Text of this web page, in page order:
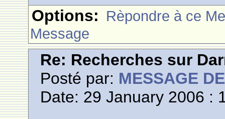
Options: Rèpondre à ce
Message
Re: Recherches sur
Posté par: MESSAGE
Date: 29 January 2006 :